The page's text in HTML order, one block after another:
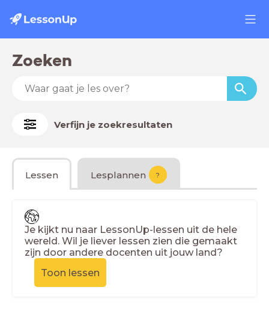
Zoeken
Verfijn je zoekresultaten
Lessen Lesplannen ?
Je kijkt nu naar LessonUp-lessen uit de hele
wereld. Wil je liever lessen zien die gemaakt
zijn door andere docenten uit jouw land?
Toon lessen